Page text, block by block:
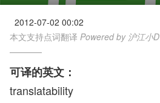
2012-07-02 00:02
本文支持点词翻译 Powered by 沪江小D
可译的英文：
translatability